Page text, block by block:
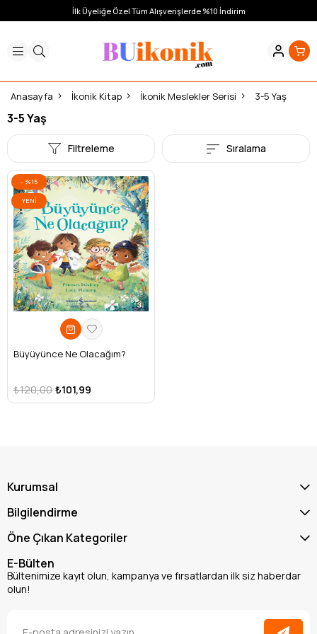
İlk Üyeliğe Özel Tüm Alışverişlerde %10 İndirim
Anasayfa İkonik Kitap İkonik Meslekler Serisi 3-5 Yaş
3-5 Yaş
Filtreleme Sıralama
Büyüyünce Ne Olacağım?
₺101,99
₺120,00
%15
YENI
ÜRÜN
Kurumsal
Bilgilendirme
Öne Çıkan Kategoriler
E-Bülten
Bültenimize kayıt olun, kampanya ve fırsatlardan ilk siz haberdar
olun!